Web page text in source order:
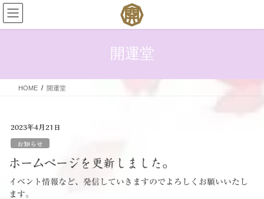
コ
ン
テ
ス
ナ
ビ
ゲ
ン
開運堂
HOME 開運堂
2023年4月21日
お知らせ
ホームページを更新しました。
イベント情報など、発信していきますのでよろしくお願いいたし
ます。